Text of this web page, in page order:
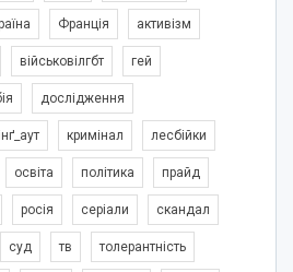
Франція активізм
військовілгбт гей
дослідження
кримінал лесбійки
освіта політика прайд
росія серіали скандал
суд тв толерантність